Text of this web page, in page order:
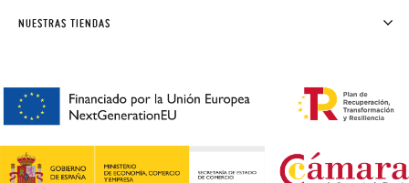
AVISO LEGAL, PRIVACIDAD Y COOKIES
REBAJAS
PREGUNTAS FRECUENTES
NUESTRAS TIENDAS